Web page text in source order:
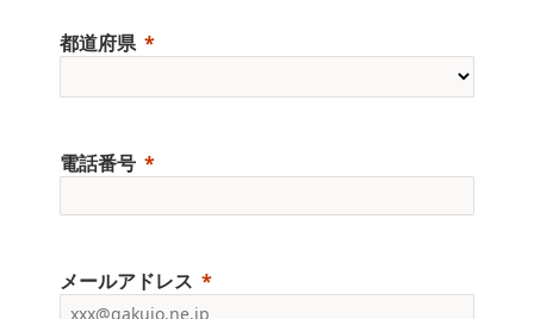
都道府県
電話番号
メールアドレス